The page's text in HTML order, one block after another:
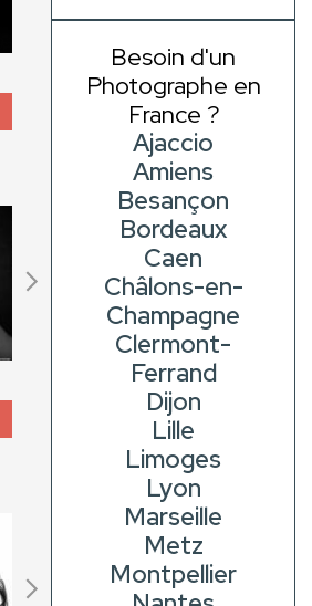
Besoin d'un
Photographe en
France ?
Ajaccio
Amiens
Besançon
Bordeaux
Caen
Châlons-en-
Champagne
Clermont-
Ferrand
Dijon
Lille
Limoges
Lyon
Marseille
Metz
Montpellier